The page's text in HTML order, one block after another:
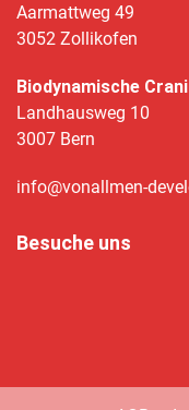
Aarmattweg 49
3052 Zollikofen
Biodynamische
Landhausweg 10
3007 Bern
info@vonallmen-
Besuche uns